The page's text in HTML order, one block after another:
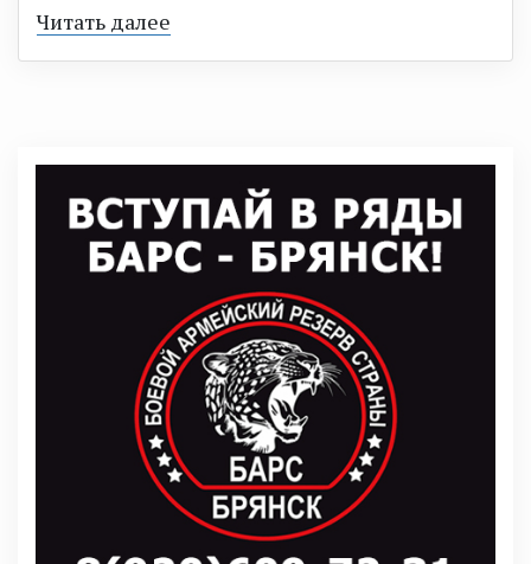
Читать далее